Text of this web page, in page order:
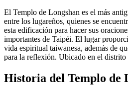
El Templo de Longshan es el más
entre los lugareños, quienes se
esta edificación para hacer sus
importantes de Taipéi. El lugar
vida espiritual taiwanesa, además de
para la reflexión. Ubicado en el
Historia del Templo de